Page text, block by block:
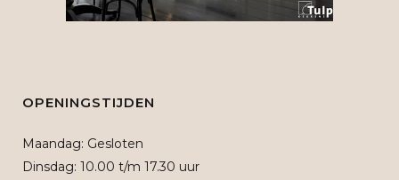
OPENINGSTIJDEN
Maandag: Gesloten
Dinsdag: 10.00 t/m 17.30 uur